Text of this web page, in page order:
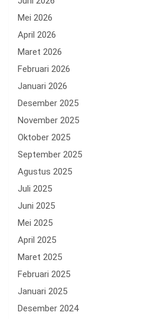
Mei 2026
April 2026
Maret 2026
Februari 2026
Januari 2026
Desember 2025
November 2025
Oktober 2025
September 2025
Agustus 2025
Juli 2025
Juni 2025
Mei 2025
April 2025
Maret 2025
Februari 2025
Januari 2025
Desember 2024